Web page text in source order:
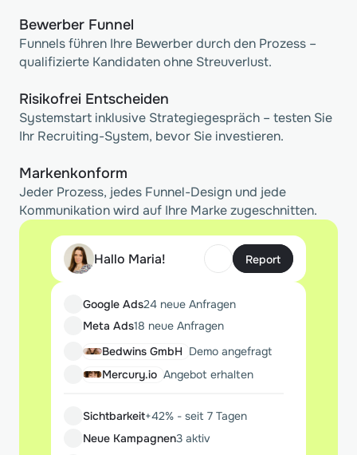
Bewerber Funnel
Funnels führen Ihre Bewerber durch den Prozess –
qualifizierte Kandidaten ohne Streuverlust.
Hallo Maria! Report
Google Ads24 neue Anfragen
Meta Ads18 neue Anfragen
Bedwins GmbH Demo angefragt
Mercury.io Angebot erhalten
Sichtbarkeit+42% - seit 7 Tagen
Neue Kampagnen3 aktiv
Risikofrei Entscheiden
Systemstart inklusive Strategiegespräch – testen Sie
Ihr Recruiting-System, bevor Sie investieren.
Markenkonform
Jeder Prozess, jedes Funnel-Design und jede
Kommunikation wird auf Ihre Marke zugeschnitten.